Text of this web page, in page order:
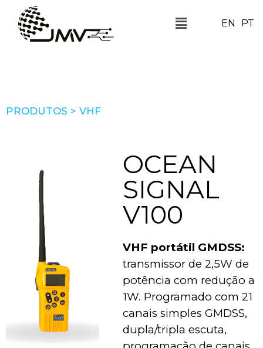
EN PT
PRODUTOS > VHF
OCEAN
SIGNAL
V100
VHF portátil GMDSS:
transmissor de 2,5W de
potência com redução a
1W. Programado com 21
canais simples GMDSS,
dupla/tripla escuta,